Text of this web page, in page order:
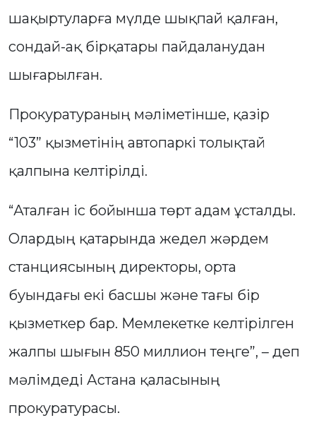
шақыртуларға мүлде шықпай қалған,
сондай-ақ бірқатары пайдаланудан
шығарылған.
Прокуратураның мәліметінше, қазір
“103” қызметінің автопаркі толықтай
қалпына келтірілді.
“Аталған іс бойынша төрт адам ұсталды.
Олардың қатарында жедел жәрдем
станциясының директоры, орта
буындағы екі басшы және тағы бір
қызметкер бар. Мемлекетке келтірілген
жалпы шығын 850 миллион теңге”, – деп
мәлімдеді Астана қаласының
прокуратурасы.